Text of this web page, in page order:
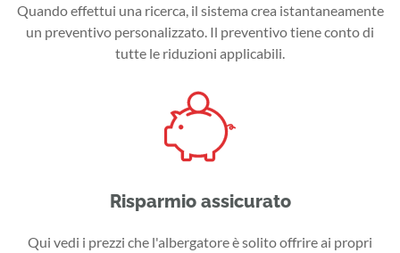
Quando effettui una ricerca, il sistema crea istantaneamente
un preventivo personalizzato. Il preventivo tiene conto di
tutte le riduzioni applicabili.
Risparmio assicurato
Qui vedi i prezzi che l'albergatore è solito offrire ai propri